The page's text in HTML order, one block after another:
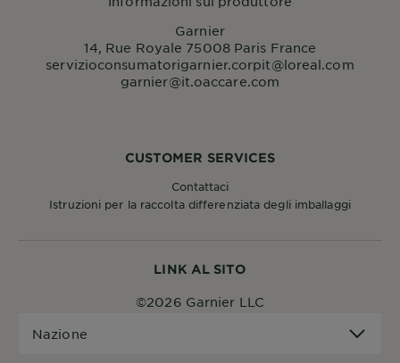
LINK AL SITO
Nazione
©2026 Garnier LLC
CUSTOMER SERVICES
Contattaci
Istruzioni per la raccolta differenziata degli imballaggi
Garnier
14, Rue Royale 75008 Paris France
servizioconsumatorigarnier.corpit@loreal.com
garnier@it.oaccare.com